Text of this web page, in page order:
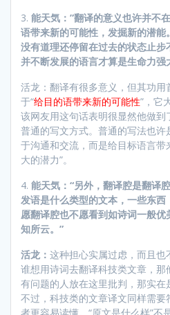
3. 能天気：”翻译的意义也许并不
语带来新的可能性，发掘新的潜能。
没有道理还停留在过去的状态止
并不断发展的语言才算是生命力强
活龙：翻译有很多意义，但其功
于“给目的语带来新的可能性”，它
该网友用这句话表明很显然他做
普通的写文方式。普通的写法也许
于沟通和交流，而是给目标语言
大的潜力”。
4. 能天気：“另外，翻译腔是翻译
发语是什么类型的文本，一些东
愿翻译腔也不愿看到如诗词一般
知所云。”
活龙： 这种担心实属过虑，而且
谁想用诗词去翻译科技类文章，
有问题的人放在这里批判，那实在
不过，科技类的文章译文同样需